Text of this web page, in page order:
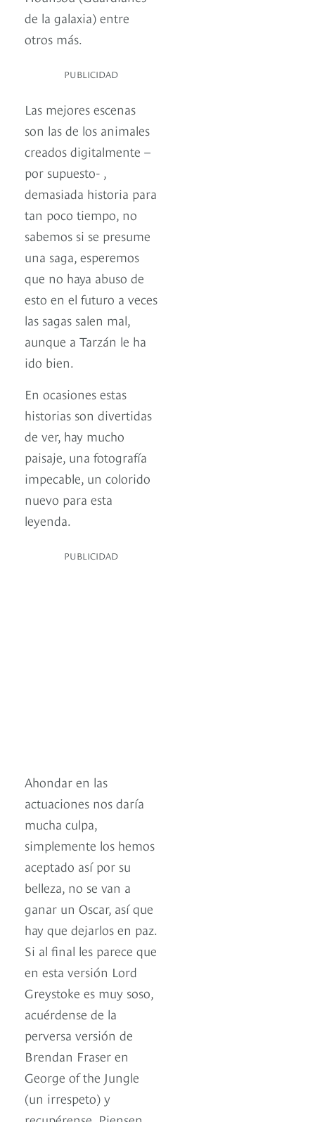
de la galaxia) entre
otros más.
PUBLICIDAD
Las mejores escenas
son las de los animales
creados digitalmente –
por supuesto- ,
demasiada historia para
tan poco tiempo, no
sabemos si se presume
una saga, esperemos
que no haya abuso de
esto en el futuro a veces
las sagas salen mal,
aunque a Tarzán le ha
ido bien.
En ocasiones estas
historias son divertidas
de ver, hay mucho
paisaje, una fotografía
impecable, un colorido
nuevo para esta
leyenda.
PUBLICIDAD
Ahondar en las
actuaciones nos daría
mucha culpa,
simplemente los hemos
aceptado así por su
belleza, no se van a
ganar un Oscar, así que
hay que dejarlos en paz.
Si al final les parece que
en esta versión Lord
Greystoke es muy soso,
acuérdense de la
perversa versión de
Brendan Fraser en
George of the Jungle
(un irrespeto) y